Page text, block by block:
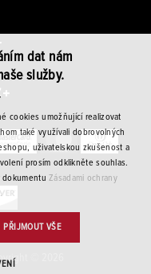
© 2026
dat nám
služby.
cookies umožňující realizovat
také využívali dobrovolných
uživatelskou zkušenost a
prosím odklikněte souhlas.
dokumentuZásadami ochrany
PŘIJMOUT VŠE